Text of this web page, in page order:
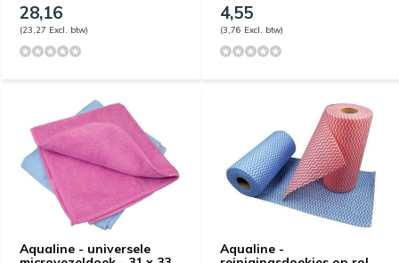
28,16
(23,27 Excl. btw)
4,55
(3,76 Excl. btw)
Aqualine - universele
Aqualine -